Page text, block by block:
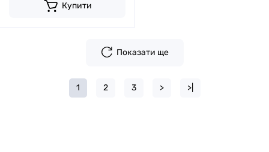
Купити
Показати ще
1 2 3 > >|